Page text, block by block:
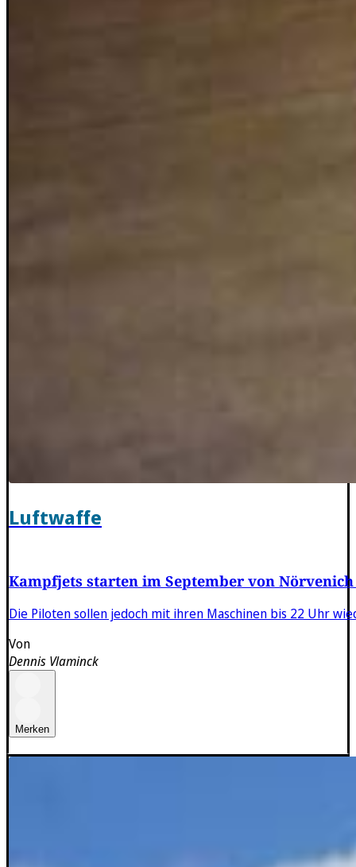
Luftwaffe
Kampfjets starten im September von
Die Piloten sollen jedoch mit ihren Maschinen bis 22 Uhr
Von
Dennis Vlaminck
Merken